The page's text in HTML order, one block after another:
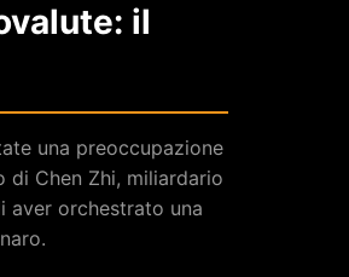
il
una preoccupazione
di Chen Zhi, miliardario
aver orchestrato una